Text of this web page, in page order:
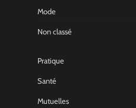
Mode
Non classé
Pratique
Santé
Mutuelles